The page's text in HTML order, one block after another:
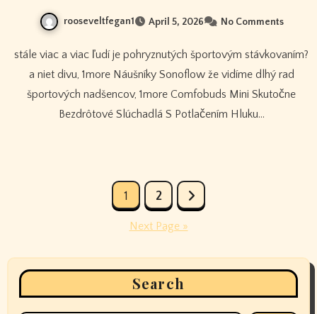
rooseveltfegan1 April 5, 2026 No Comments
stále viac a viac ľudí je pohryznutých športovým stávkovaním?
a niet divu, 1more Náušníky Sonoflow že vidíme dlhý rad
športových nadšencov, 1more Comfobuds Mini Skutočne
Bezdrôtové Slúchadlá S Potlačením Hluku…
1 2
Next Page »
Search